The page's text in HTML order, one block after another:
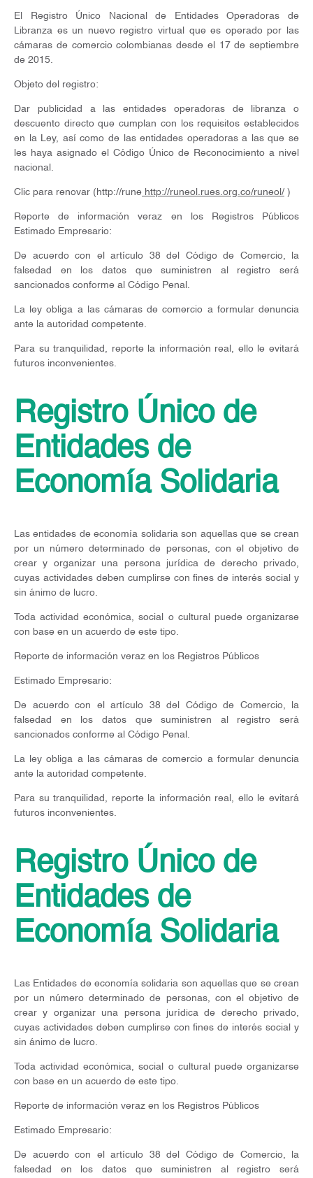
El Registro Único Nacional de Entidades Operadoras de
Libranza es un nuevo registro virtual que es operado por las
cámaras de comercio colombianas desde el 17 de septiembre
de 2015.
Objeto del registro:
Dar publicidad a las entidades operadoras de libranza o
descuento directo que cumplan con los requisitos establecidos
en la Ley, así como de las entidades operadoras a las que se
les haya asignado el Código Único de Reconocimiento a nivel
nacional.
Clic para renovar (http://rune http://runeol.rues.org.co/runeol/ )
Reporte de información veraz en los Registros Públicos
Estimado Empresario:
De acuerdo con el artículo 38 del Código de Comercio, la
falsedad en los datos que suministren al registro será
sancionados conforme al Código Penal.
La ley obliga a las cámaras de comercio a formular denuncia
ante la autoridad competente.
Para su tranquilidad, reporte la información real, ello le evitará
futuros inconvenientes.
Registro Único de
Entidades de
Economía Solidaria
Las entidades de economía solidaria son aquellas que se crean
por un número determinado de personas, con el objetivo de
crear y organizar una persona jurídica de derecho privado,
cuyas actividades deben cumplirse con fines de interés social y
sin ánimo de lucro.
Toda actividad económica, social o cultural puede organizarse
con base en un acuerdo de este tipo.
Reporte de información veraz en los Registros Públicos
Estimado Empresario:
De acuerdo con el artículo 38 del Código de Comercio, la
falsedad en los datos que suministren al registro será
sancionados conforme al Código Penal.
La ley obliga a las cámaras de comercio a formular denuncia
ante la autoridad competente.
Para su tranquilidad, reporte la información real, ello le evitará
futuros inconvenientes.
Registro Único de
Entidades de
Economía Solidaria
Las Entidades de economía solidaria son aquellas que se crean
por un número determinado de personas, con el objetivo de
crear y organizar una persona jurídica de derecho privado,
cuyas actividades deben cumplirse con fines de interés social y
sin ánimo de lucro.
Toda actividad económica, social o cultural puede organizarse
con base en un acuerdo de este tipo.
Reporte de información veraz en los Registros Públicos
Estimado Empresario:
De acuerdo con el artículo 38 del Código de Comercio, la
falsedad en los datos que suministren al registro será